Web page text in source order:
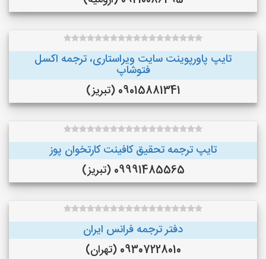
تایپ پاورپوینت سایت ویراستاری، ترجمه اکسل
فتوشاپ
09015881341 (تبریز)
تایپ ترجمه تحقیق کافینت کارتخوان پوز
09991485565 (تبریز)
دفتر ترجمه فرانس ایران
09307228010 (تهران)